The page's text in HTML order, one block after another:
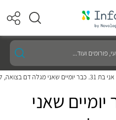
אני בת 31. כבר יומיים שאני מגלה דם בצואה, לא מעורב בצואה אלא על הנייר, כך לפחות נראה לי. בכל אופן, ראיתי את התשובות שכתבתם ואני רוצה לפנות לבדיקה. אני לא נמצאת בישראל, ויש באפשרותי לפנות למעבדה ולבקש
כבר יומיים שאני